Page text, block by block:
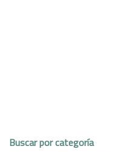
Buscar por categoría